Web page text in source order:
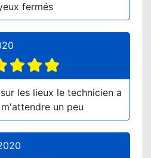
fermés
les lieux le technicien a
un peu